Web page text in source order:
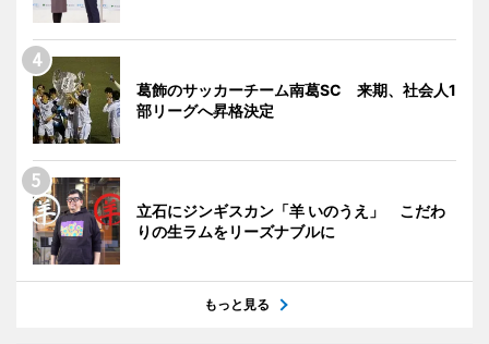
葛飾のサッカーチーム南葛SC 来期、社会人1
部リーグへ昇格決定
立石にジンギスカン「羊 いのうえ」 こだわ
りの生ラムをリーズナブルに
もっと見る